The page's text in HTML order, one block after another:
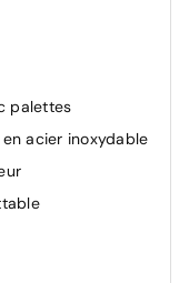
palettes
acier inoxydable